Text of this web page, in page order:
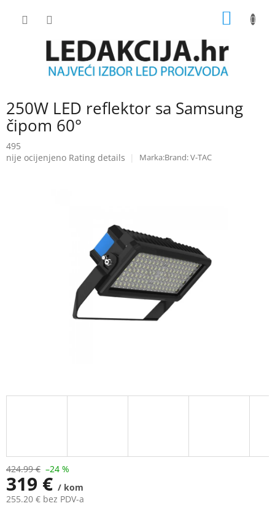
250W LED reflektor sa Samsung
čipom 60°
495
The
nije ocijenjeno Rating details Brand:V-TAC
424.99 € –24 %
319 € / kom
255.20 € bez PDV-a